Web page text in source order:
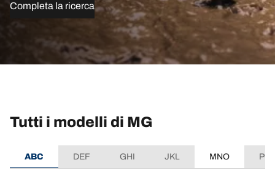
Completa la ricerca
Tutti i modelli di MG
ABC DEF GHI JKL MNO